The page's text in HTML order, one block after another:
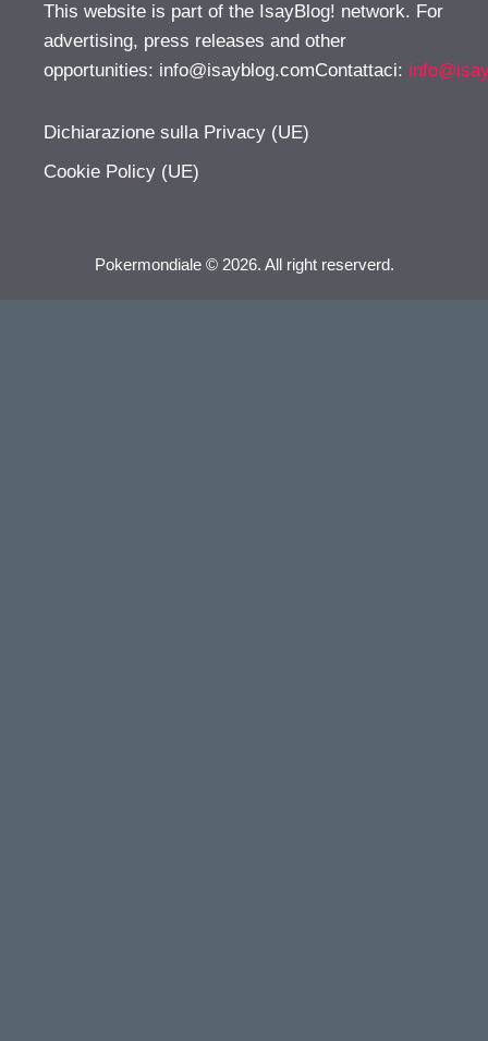
This website is part of the IsayBlog! network. For
advertising, press releases and other
opportunities: info@isayblog.comContattaci:
Dichiarazione sulla Privacy (UE)
Cookie Policy (UE)
Pokermondiale © 2026. All right reserverd.